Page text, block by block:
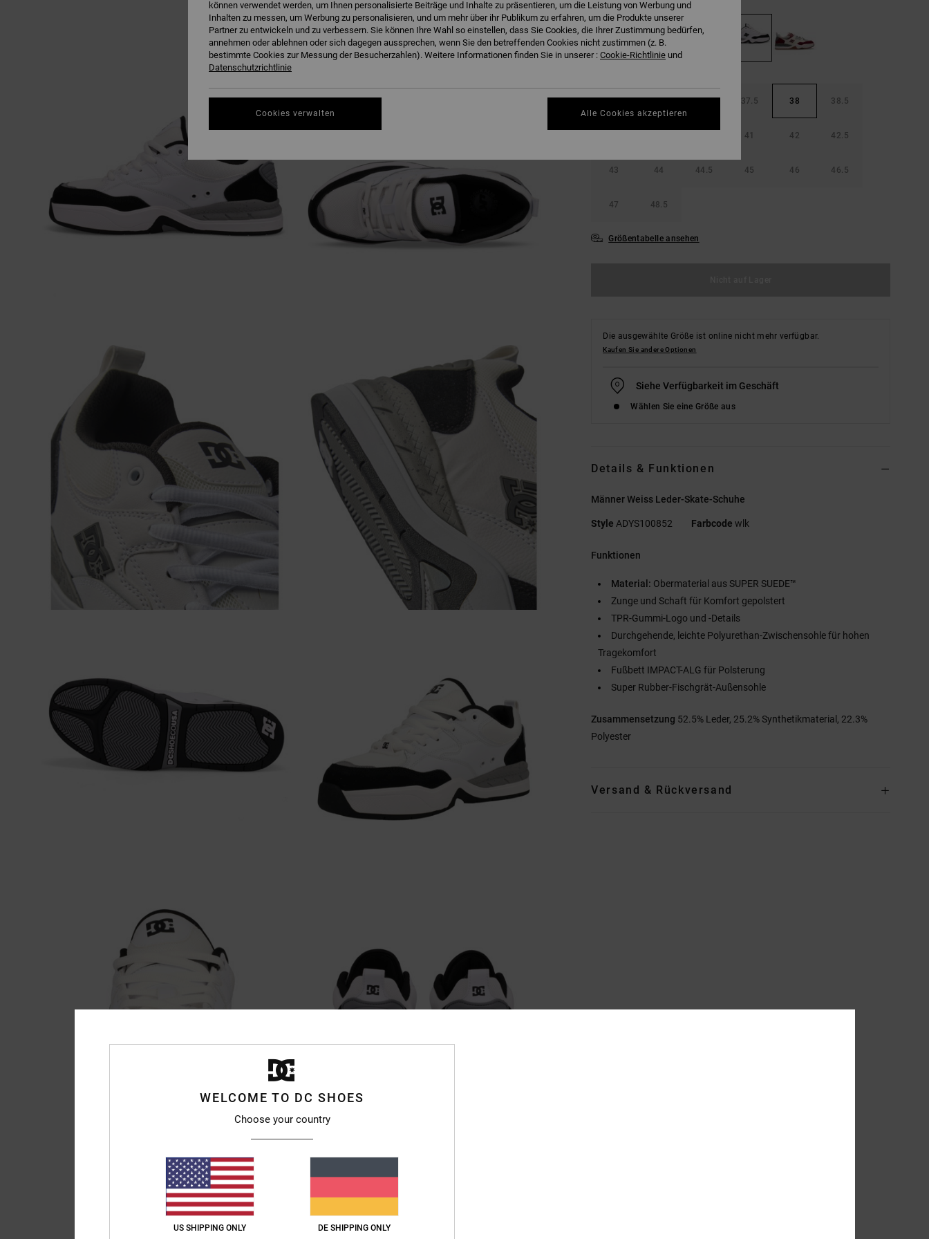
36 36.5 37 37.5 38 38.5
41 42 42.5
43 44 44.5 45 46 46.5
47 48.5
Größentabelle ansehen
Die ausgewählte Größe ist online nicht mehr verfügbar.
Kaufen Sie andere Optionen
Siehe Verfügbarkeit im Geschäft
Wählen Sie eine Größe aus
Details & Funktionen
Männer Weiss Leder-Skate-Schuhe
Style ADYS100852 Farbcode wlk
Funktionen
Material: Obermaterial aus SUPER SUEDE™
Zunge und Schaft für Komfort gepolstert
TPR-Gummi-Logo und -Details
Durchgehende, leichte Polyurethan-Zwischensohle für hohen
Tragekomfort
Fußbett IMPACT-ALG für Polsterung
Super Rubber-Fischgrät-Außensohle
Zusammensetzung 52.5% Leder, 25.2% Synthetikmaterial, 22.3%
Polyester
Versand & Rückversand
WELCOME TO DC SHOES
Choose your country
US SHIPPING ONLY DE SHIPPING ONLY
können verwendet werden, um Ihnen personalisierte Beiträge und Inhalte zu präsentieren, um die Leistung von Werbung und
Inhalten zu messen, um Werbung zu personalisieren, und um mehr über ihr Publikum zu erfahren, um die Produkte unserer
Partner zu entwickeln und zu verbessern. Sie können Ihre Wahl so einstellen, dass Sie Cookies, die Ihrer Zustimmung bedürfen,
annehmen oder ablehnen oder sich dagegen aussprechen, wenn Sie den betreffenden Cookies nicht zustimmen (z. B.
bestimmte Cookies zur Messung der Besucherzahlen). Weitere Informationen finden Sie in unserer : Cookie-Richtlinie und
Datenschutzrichtlinie
Cookies verwalten Alle Cookies akzeptieren